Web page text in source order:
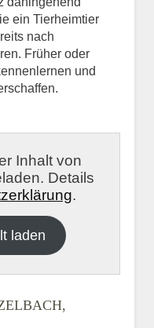
ein Tierheimtier
nach
Früher oder
und
Inhalt von
Details
.
laden